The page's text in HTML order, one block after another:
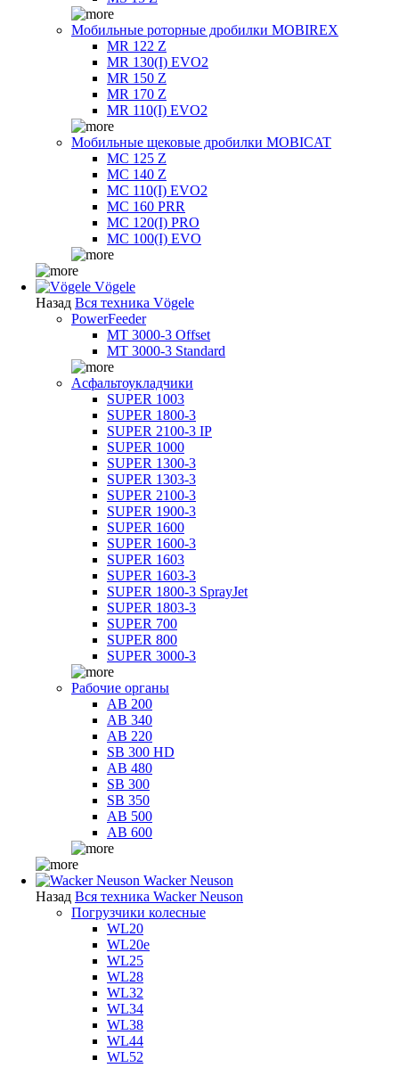
Мобильные роторные дробилки MOBIREX
MR 122 Z
MR 130(I) EVO2
MR 150 Z
MR 170 Z
MR 110(I) EVO2
Мобильные щековые дробилки MOBICAT
MC 125 Z
MC 140 Z
MC 110(I) EVO2
MC 160 PRR
MC 120(I) PRO
MC 100(I) EVO
Vögele
Назад Вся техника Vögele
PowerFeeder
MT 3000-3 Offset
MT 3000-3 Standard
Асфальтоукладчики
SUPER 1003
SUPER 1800-3
SUPER 2100-3 IP
SUPER 1000
SUPER 1300-3
SUPER 1303-3
SUPER 2100-3
SUPER 1900-3
SUPER 1600
SUPER 1600-3
SUPER 1603
SUPER 1603-3
SUPER 1800-3 SprayJet
SUPER 1803-3
SUPER 700
SUPER 800
SUPER 3000-3
Рабочие органы
AB 200
AB 340
AB 220
SB 300 HD
AB 480
SB 300
SB 350
AB 500
AB 600
Wacker Neuson
Назад Вся техника Wacker Neuson
Погрузчики колесные
WL20
WL20e
WL25
WL28
WL32
WL34
WL38
WL44
WL52